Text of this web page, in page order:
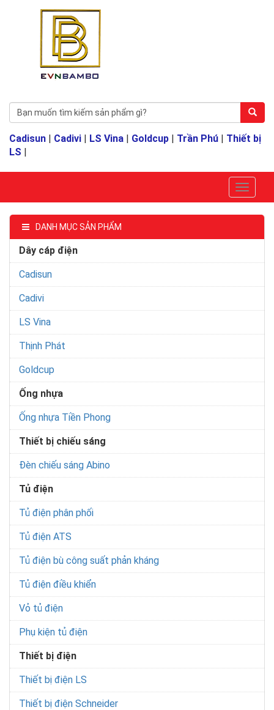
Cadisun | Cadivi | LS Vina | Goldcup | Trần Phú | Thiết bị
LS |
DANH MỤC SẢN PHẨM
Dây cáp điện
Cadisun
Cadivi
LS Vina
Thịnh Phát
Goldcup
Ống nhựa
Ống nhựa Tiền Phong
Thiết bị chiếu sáng
Đèn chiếu sáng Abino
Tủ điện
Tủ điện phân phối
Tủ điện ATS
Tủ điện bù công suất phản kháng
Tủ điện điều khiển
Vỏ tủ điện
Phụ kiện tủ điện
Thiết bị điện
Thiết bị điện LS
Thiết bị điện Schneider